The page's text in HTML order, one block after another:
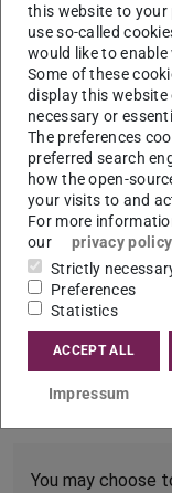
an Dritte
der Verarbeitung
die letzten beiden
gespeichert.
Benutzung der
auf Ihrem
entsprechende
lässt sich die
Sofern Ihr Browser
und Sie diese
automatisch
Nur auf Seiten,
Nutzungsdaten
this website to your
use so-called
would like to
Some of these
display this website
necessary or
The preferences
preferred search
how the open-
your visits to and
For more
our
privacy policy
Strictly
Preferences
Statistics
ACCEPT ALL
Impressum